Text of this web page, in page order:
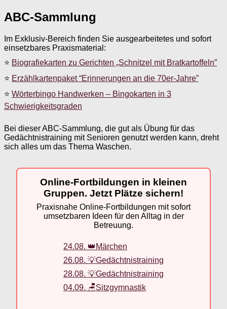
ABC-Sammlung
Im Exklusiv-Bereich finden Sie ausgearbeitetes und sofort
einsetzbares Praxismaterial:
⭐ Biografiekarten zu Gerichten „Schnitzel mit Bratkartoffeln”
⭐ Erzählkartenpaket “Erinnerungen an die 70er-Jahre”
⭐ Wörterbingo Handwerken – Bingokarten in 3
Schwierigkeitsgraden
Bei dieser ABC-Sammlung, die gut als Übung für das
Gedächtnistraining mit Senioren genutzt werden kann, dreht
sich alles um das Thema Waschen.
Online-Fortbildungen in kleinen
Gruppen. Jetzt Plätze sichern!
Praxisnahe Online-Fortbildungen mit sofort
umsetzbaren Ideen für den Alltag in der
Betreuung.
24.08. 👑Märchen
26.08. 💡Gedächtnistraining
28.08. 💡Gedächtnistraining
04.09. 🪑Sitzgymnastik